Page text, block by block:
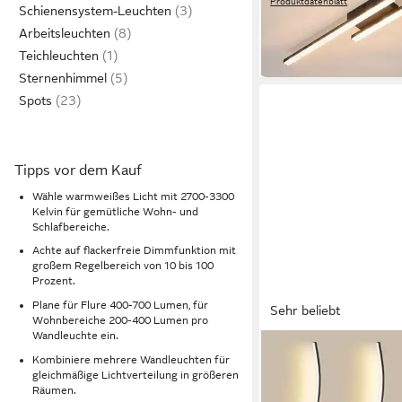
Schienensystem-Leuchten
Arbeitsleuchten
Teichleuchten
Sternenhimmel
Spots
Tipps vor dem Kauf
Wähle warmweißes Licht mit 2700-3300
Kelvin für gemütliche Wohn- und
Schlafbereiche.
Achte auf flackerfreie Dimmfunktion mit
großem Regelbereich von 10 bis 100
Prozent.
Plane für Flure 400-700 Lumen, für
Wohnbereiche 200-400 Lumen pro
Wandleuchte ein.
Kombiniere mehrere Wandleuchten für
gleichmäßige Lichtverteilung in größeren
Räumen.
UVP47,99 €
-48%
in 3-4 Werktagen bei dir
Sehr beliebt
MUPOO
LED Wandleuchte
Innen,Modern